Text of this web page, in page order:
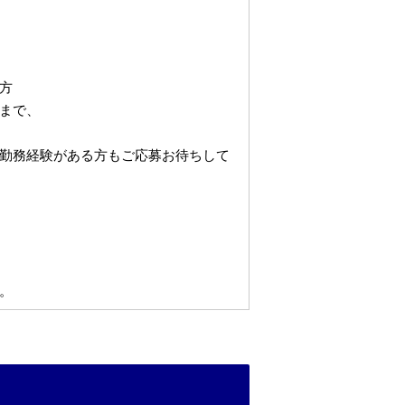
で、
務経験がある方もご応募お待ちして